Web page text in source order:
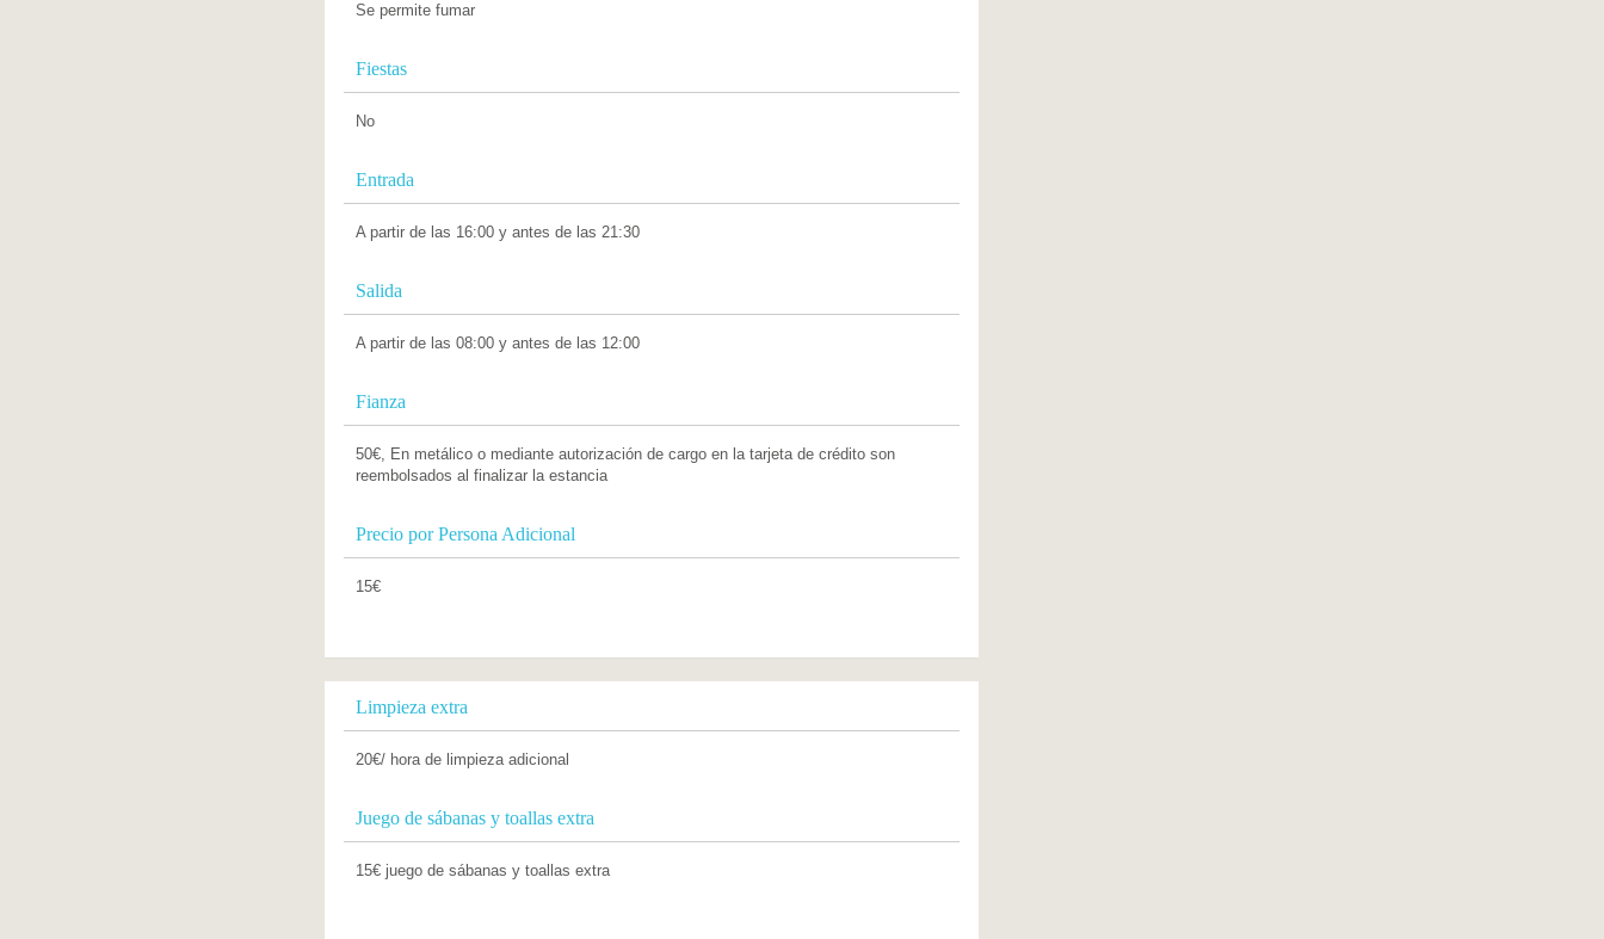
Se permite fumar
Fiestas
No
Entrada
A partir de las 16:00 y antes de las 21:30
Salida
A partir de las 08:00 y antes de las 12:00
Fianza
50€, En metálico o mediante autorización de cargo en la tarjeta de crédito son
reembolsados al finalizar la estancia
Precio por Persona Adicional
15€
Limpieza extra
20€/ hora de limpieza adicional
Juego de sábanas y toallas extra
15€ juego de sábanas y toallas extra